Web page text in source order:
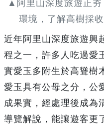
▲阿里山深度旅遊正
環境，了解高樹採
近年阿里山深度旅遊興
程之一，許多人吃過愛
實愛玉多附生於高聳樹
愛玉具有公母之分，公
成果實，經處理後成為
導覽解說，能讓遊客更